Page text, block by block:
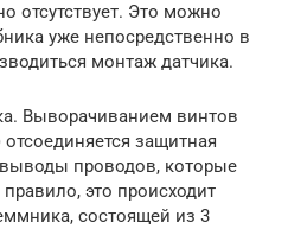
отсутствует. Это можно
уже непосредственно в
монтаж датчика.
Выворачиванием винтов
защитная
выводы проводов, которые
это происходит
состоящей из 3